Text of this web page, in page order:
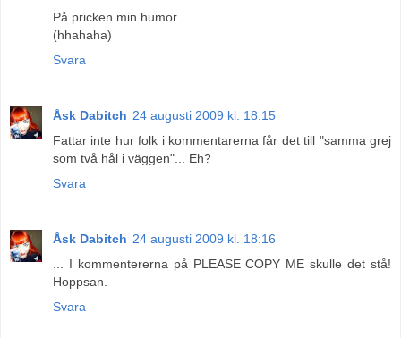
På pricken min humor.
(hhahaha)
Svara
Åsk Dabitch 24 augusti 2009 kl. 18:15
Fattar inte hur folk i kommentarerna får det till "samma grej
som två hål i väggen"... Eh?
Svara
Åsk Dabitch 24 augusti 2009 kl. 18:16
... I kommentererna på PLEASE COPY ME skulle det stå!
Hoppsan.
Svara